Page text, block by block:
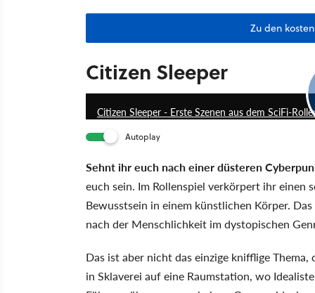
Zu den
Citizen Sleeper
Citizen Sleeper - Erste Szenen aus dem SciFi-
Autoplay
Sehnt ihr euch nach einer düsteren
euch sein. Im Rollenspiel verkörpert ihr einen
Bewusstsein in einem künstlichen Körper.
nach der Menschlichkeit im dystopischen
Das ist aber nicht das einzige knifflige
in Sklaverei auf eine Raumstation, wo